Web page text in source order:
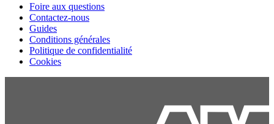
Foire aux questions
Contactez-nous
Guides
Conditions générales
Politique de confidentialité
Cookies